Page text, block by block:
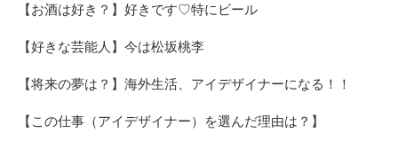
【お酒は好き？】好きです♡特にビール
【好きな芸能人】今は松坂桃李
【将来の夢は？】海外生活、アイデザイナーになる！！
【この仕事（アイデザイナー）を選んだ理由は？】